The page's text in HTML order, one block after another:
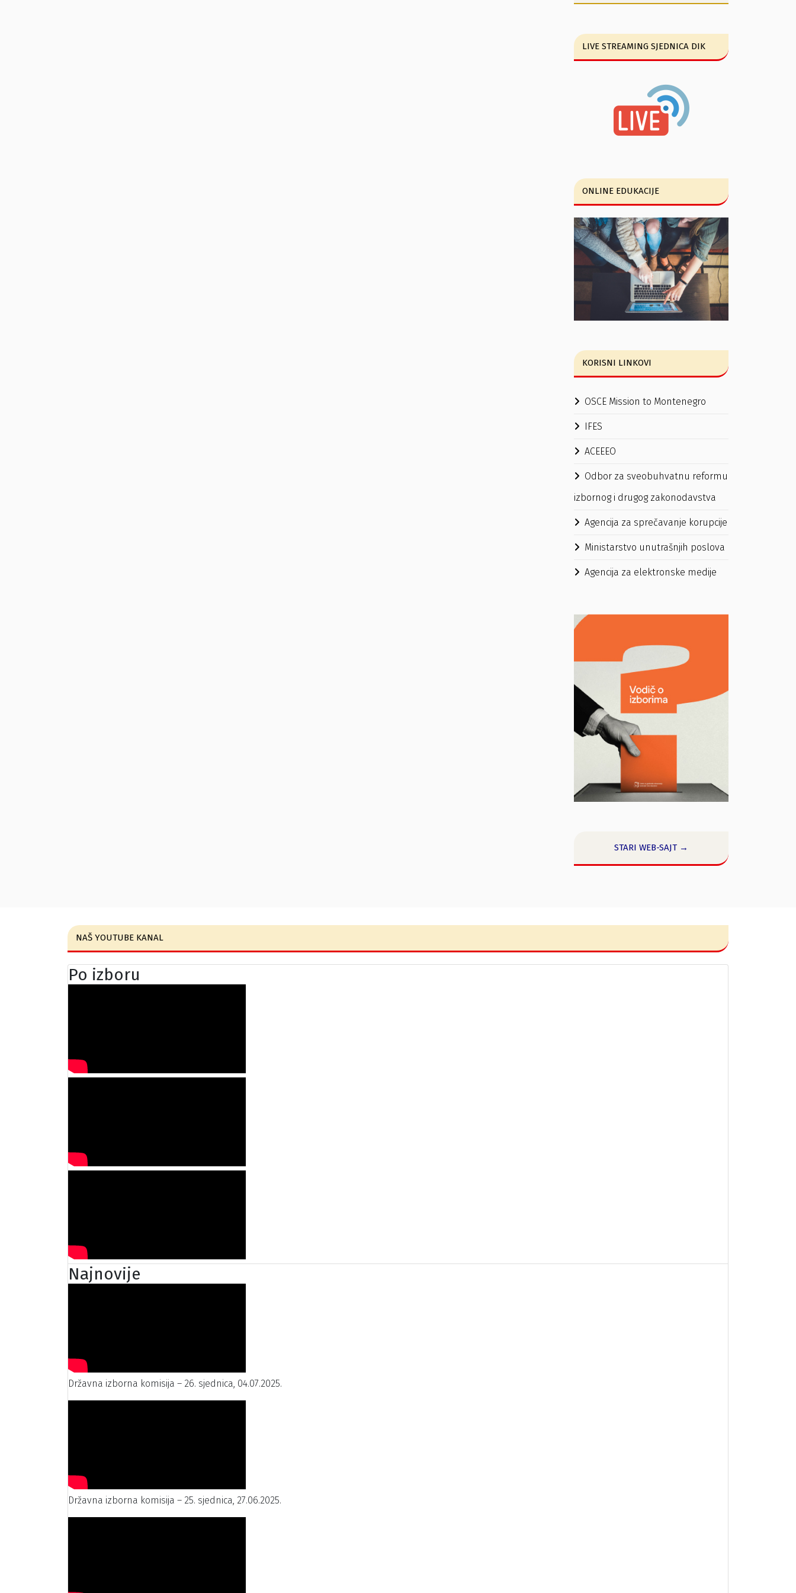
LIVE STREAMING SJEDNICA DIK
ONLINE EDUKACIJE
KORISNI LINKOVI
OSCE Mission to Montenegro
IFES
ACEEEO
Odbor za sveobuhvatnu reformu
izbornog i drugog zakonodavstva
Agencija za sprečavanje korupcije
Ministarstvo unutrašnjih poslova
Agencija za elektronske medije
STARI WEB-SAJT →
NAŠ YOUTUBE KANAL
Po izboru
Najnovije
Državna izborna komisija – 26. sjednica, 04.07.2025.
Državna izborna komisija – 25. sjednica, 27.06.2025.